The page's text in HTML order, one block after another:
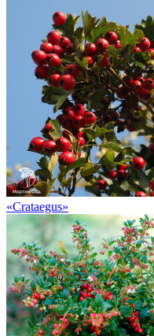
«Crataegus»